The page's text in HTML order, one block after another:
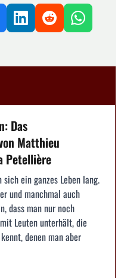
Das
Matthieu
Petellière
ein ganzes Leben lang.
und manchmal auch
dass man nur noch
Leuten unterhält, die
denen man aber